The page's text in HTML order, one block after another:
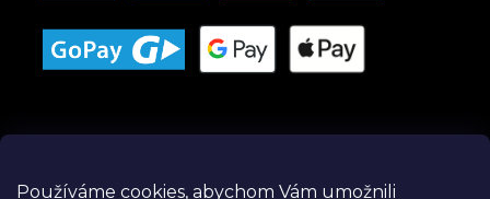
Používáme cookies, abychom Vám umožnili